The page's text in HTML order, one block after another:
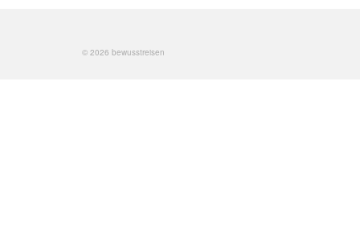
© 2026 bewusstreisen